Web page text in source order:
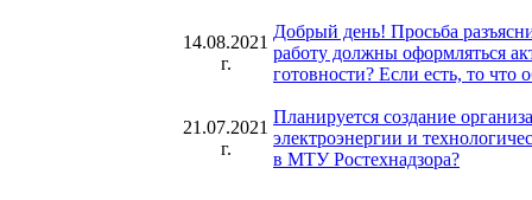
14.08.2021
г.
Добрый день! Просьба
работу должны оформляться
готовности? Если есть, то что
21.07.2021
г.
Планируется создание
электроэнергии и
в МТУ Ростехнадзора?